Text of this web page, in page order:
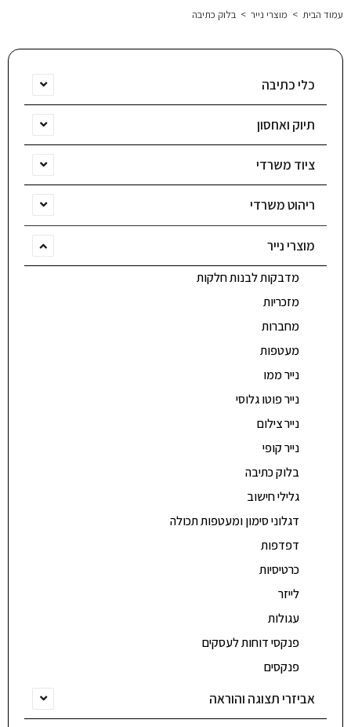
עמוד הבית > מוצרי נייר > בלוק כתיבה
כלי כתיבה
תיוק ואחסון
ציוד משרדי
ריהוט משרדי
מוצרי נייר
מדבקות לבנות חלקות
מזכריות
מחברות
מעטפות
נייר ממו
נייר פוטו גלוסי
נייר צילום
נייר קופי
בלוק כתיבה
גלילי חישוב
דגלוני סימון ומעטפות תכולה
דפדפות
כרטיסיות
לייזר
עגולות
פנקסי דוחות לעסקים
פנקסים
אביזרי תצוגה והוראה